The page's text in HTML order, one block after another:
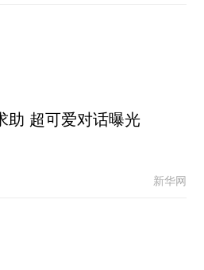
助 超可爱对话曝光
新华网